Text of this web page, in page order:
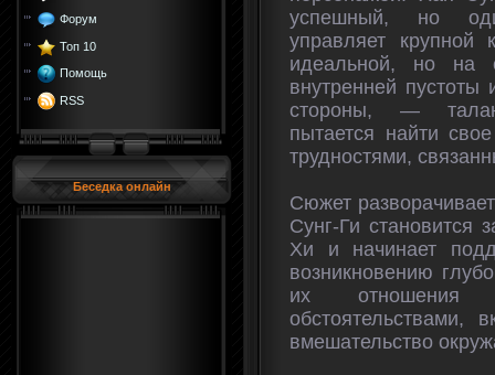
Форум
Топ 10
Помощь
RSS
Беседка онлайн
успешный, но
управляет крупной
идеальной, но на
внутренней
стороны, —
пытается найти
трудностями,
Сюжет
Сунг-Ги становится
Хи и начинает
возникновению
их отношения
вмешательство